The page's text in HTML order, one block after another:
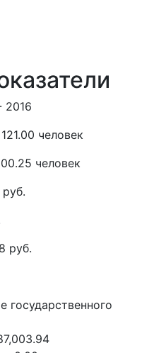
2016
человек
человек
руб.
государственного